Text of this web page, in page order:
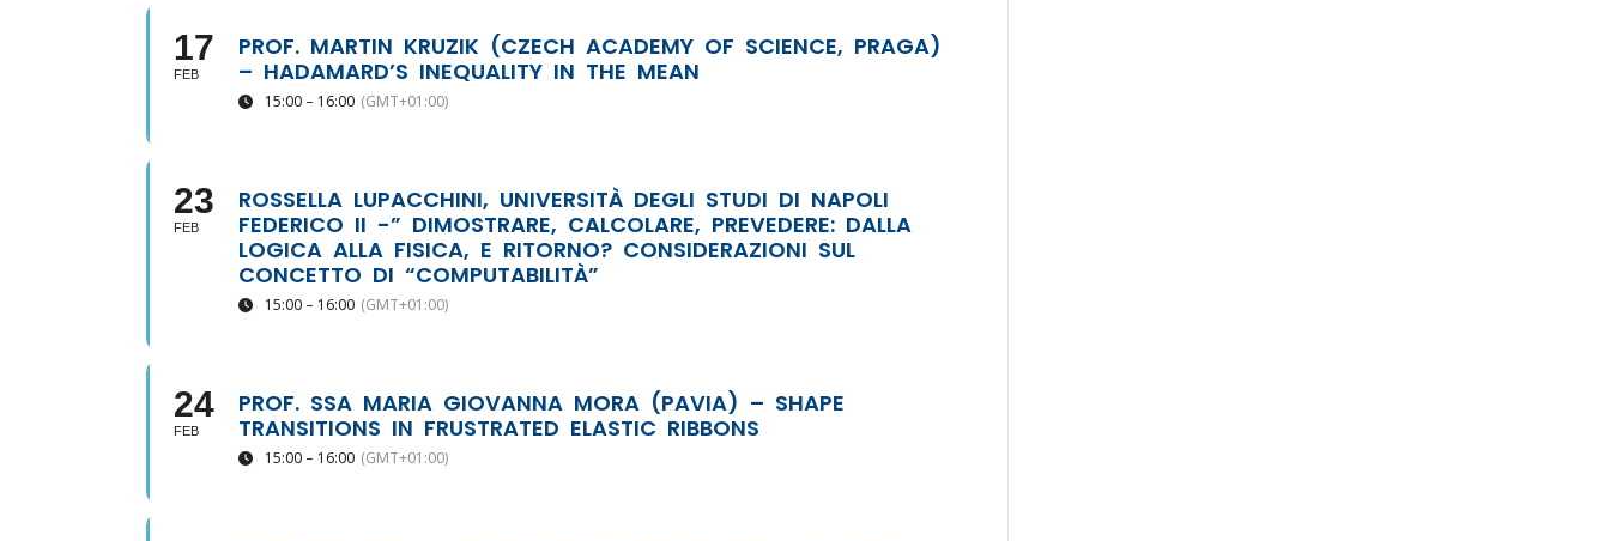
17
FEB
PROF. MARTIN KRUZIK (CZECH ACADEMY OF SCIENCE, PRAGA)
– HADAMARD’S INEQUALITY IN THE MEAN
15:00 – 16:00 (GMT+01:00)
23
FEB
ROSSELLA LUPACCHINI, UNIVERSITÀ DEGLI STUDI DI NAPOLI
FEDERICO II -” DIMOSTRARE, CALCOLARE, PREVEDERE: DALLA
LOGICA ALLA FISICA, E RITORNO? CONSIDERAZIONI SUL
CONCETTO DI “COMPUTABILITÀ”
15:00 – 16:00 (GMT+01:00)
24
FEB
PROF. SSA MARIA GIOVANNA MORA (PAVIA) – SHAPE
TRANSITIONS IN FRUSTRATED ELASTIC RIBBONS
15:00 – 16:00 (GMT+01:00)